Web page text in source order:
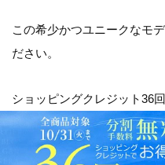
この希少かつユニークなモ
ださい。
ショッピングクレジット36